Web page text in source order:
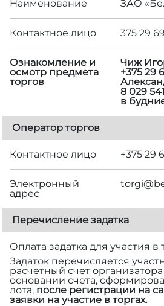
Наименование ЗАО
Контактное лицо 375 29
Ознакомление и
осмотр предмета
торгов
Чиж
+375 29
8 029
в
Оператор торгов
Контактное лицо +375 29
Электронный
адрес
Перечисление задатка
Оплата задатка для участия в
Задаток перечисляется
расчетный счет
основании счета,
лота, после регистрации на
заявки на участие в торгах.